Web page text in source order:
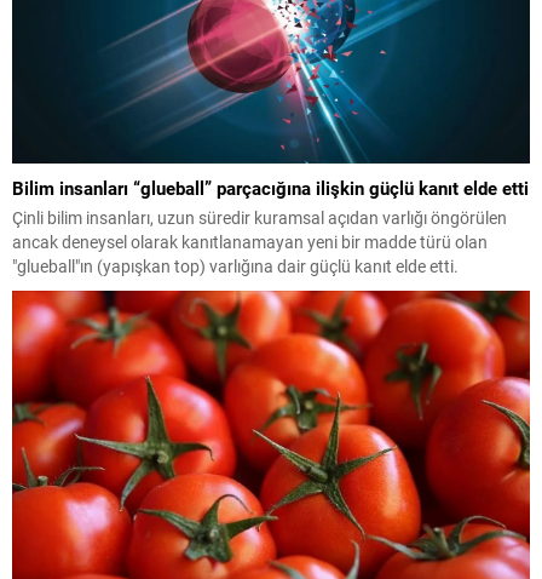
Bilim insanları “glueball” parçacığına ilişkin güçlü kanıt elde etti
Çinli bilim insanları, uzun süredir kuramsal açıdan varlığı öngörülen
ancak deneysel olarak kanıtlanamayan yeni bir madde türü olan
"glueball"ın (yapışkan top) varlığına dair güçlü kanıt elde etti.